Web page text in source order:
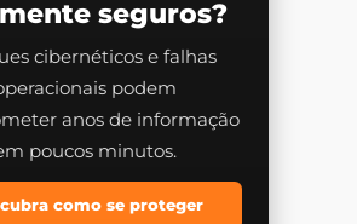
seguros?
cibernéticos e falhas
podem
anos de informação
poucos minutos.
como se proteger